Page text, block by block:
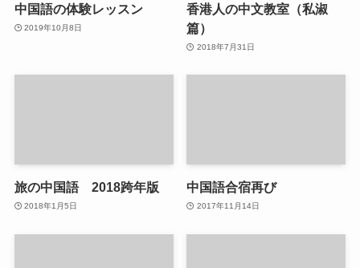
中国語の体験レッスン
2019年10月8日
香港人の中文教室（私淑
篇）
2018年7月31日
旅の中国語 2018跨年版
2018年1月5日
中国語合宿再び
2017年11月14日